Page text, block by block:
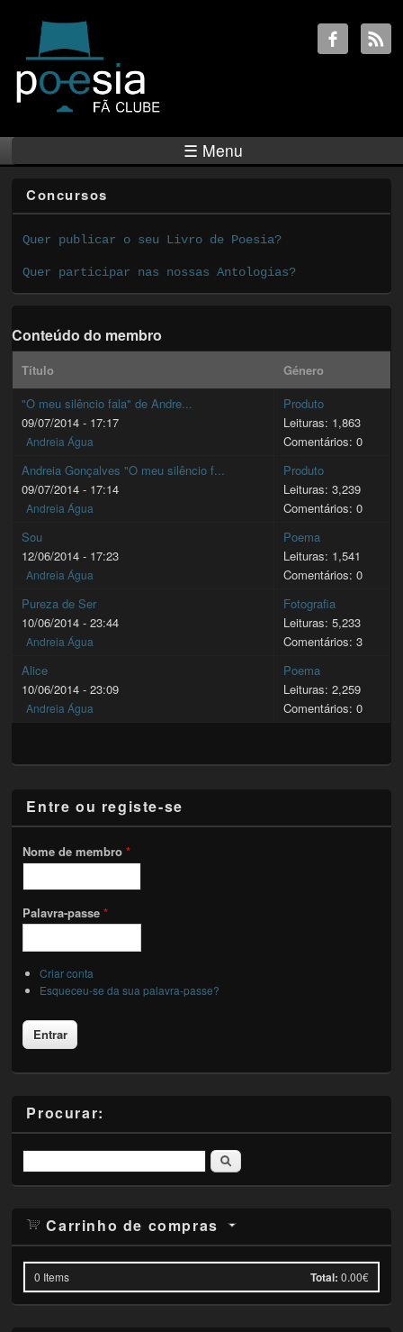
☰ Menu
Concursos
Quer publicar o seu Livro de Poesia?
Quer participar nas nossas Antologias?
Conteúdo do membro
Título
Género
"O meu silêncio fala" de Andre...
09/07/2014 - 17:17
Andreia Água
Produto
Leituras: 1,863
Comentários: 0
Andreia Gonçalves "O meu silêncio f...
09/07/2014 - 17:14
Andreia Água
Produto
Leituras: 3,239
Comentários: 0
Sou
12/06/2014 - 17:23
Andreia Água
Poema
Leituras: 1,541
Comentários: 0
Pureza de Ser
10/06/2014 - 23:44
Andreia Água
Fotografia
Leituras: 5,233
Comentários: 3
Alice
10/06/2014 - 23:09
Andreia Água
Poema
Leituras: 2,259
Comentários: 0
Entre ou registe-se
Nome de membro*
Palavra-passe*
Criar conta
Esqueceu-se da sua palavra-passe?
Procurar:
Pesquisar
Carrinho de compras
0 Items Total: 0.00€